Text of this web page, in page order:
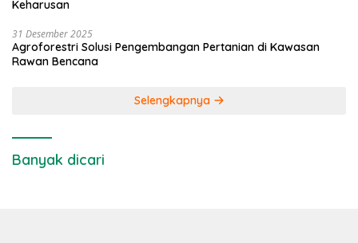
Keharusan
31 Desember 2025
Agroforestri Solusi Pengembangan Pertanian di Kawasan
Rawan Bencana
Selengkapnya
Banyak dicari